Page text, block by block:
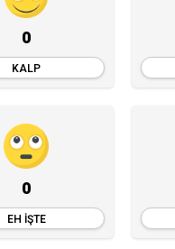
0
KALP
0
EH İŞTE